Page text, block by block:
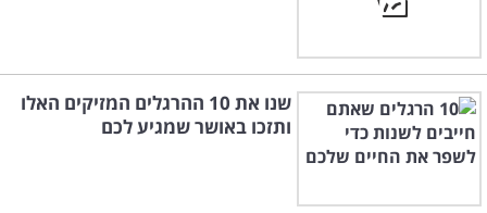
שנו את 10 ההרגלים המזיקים האלו
ותזכו באושר שמגיע לכם